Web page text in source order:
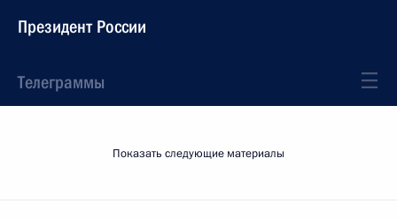
Президент России
Телеграммы
Показать следующие материалы